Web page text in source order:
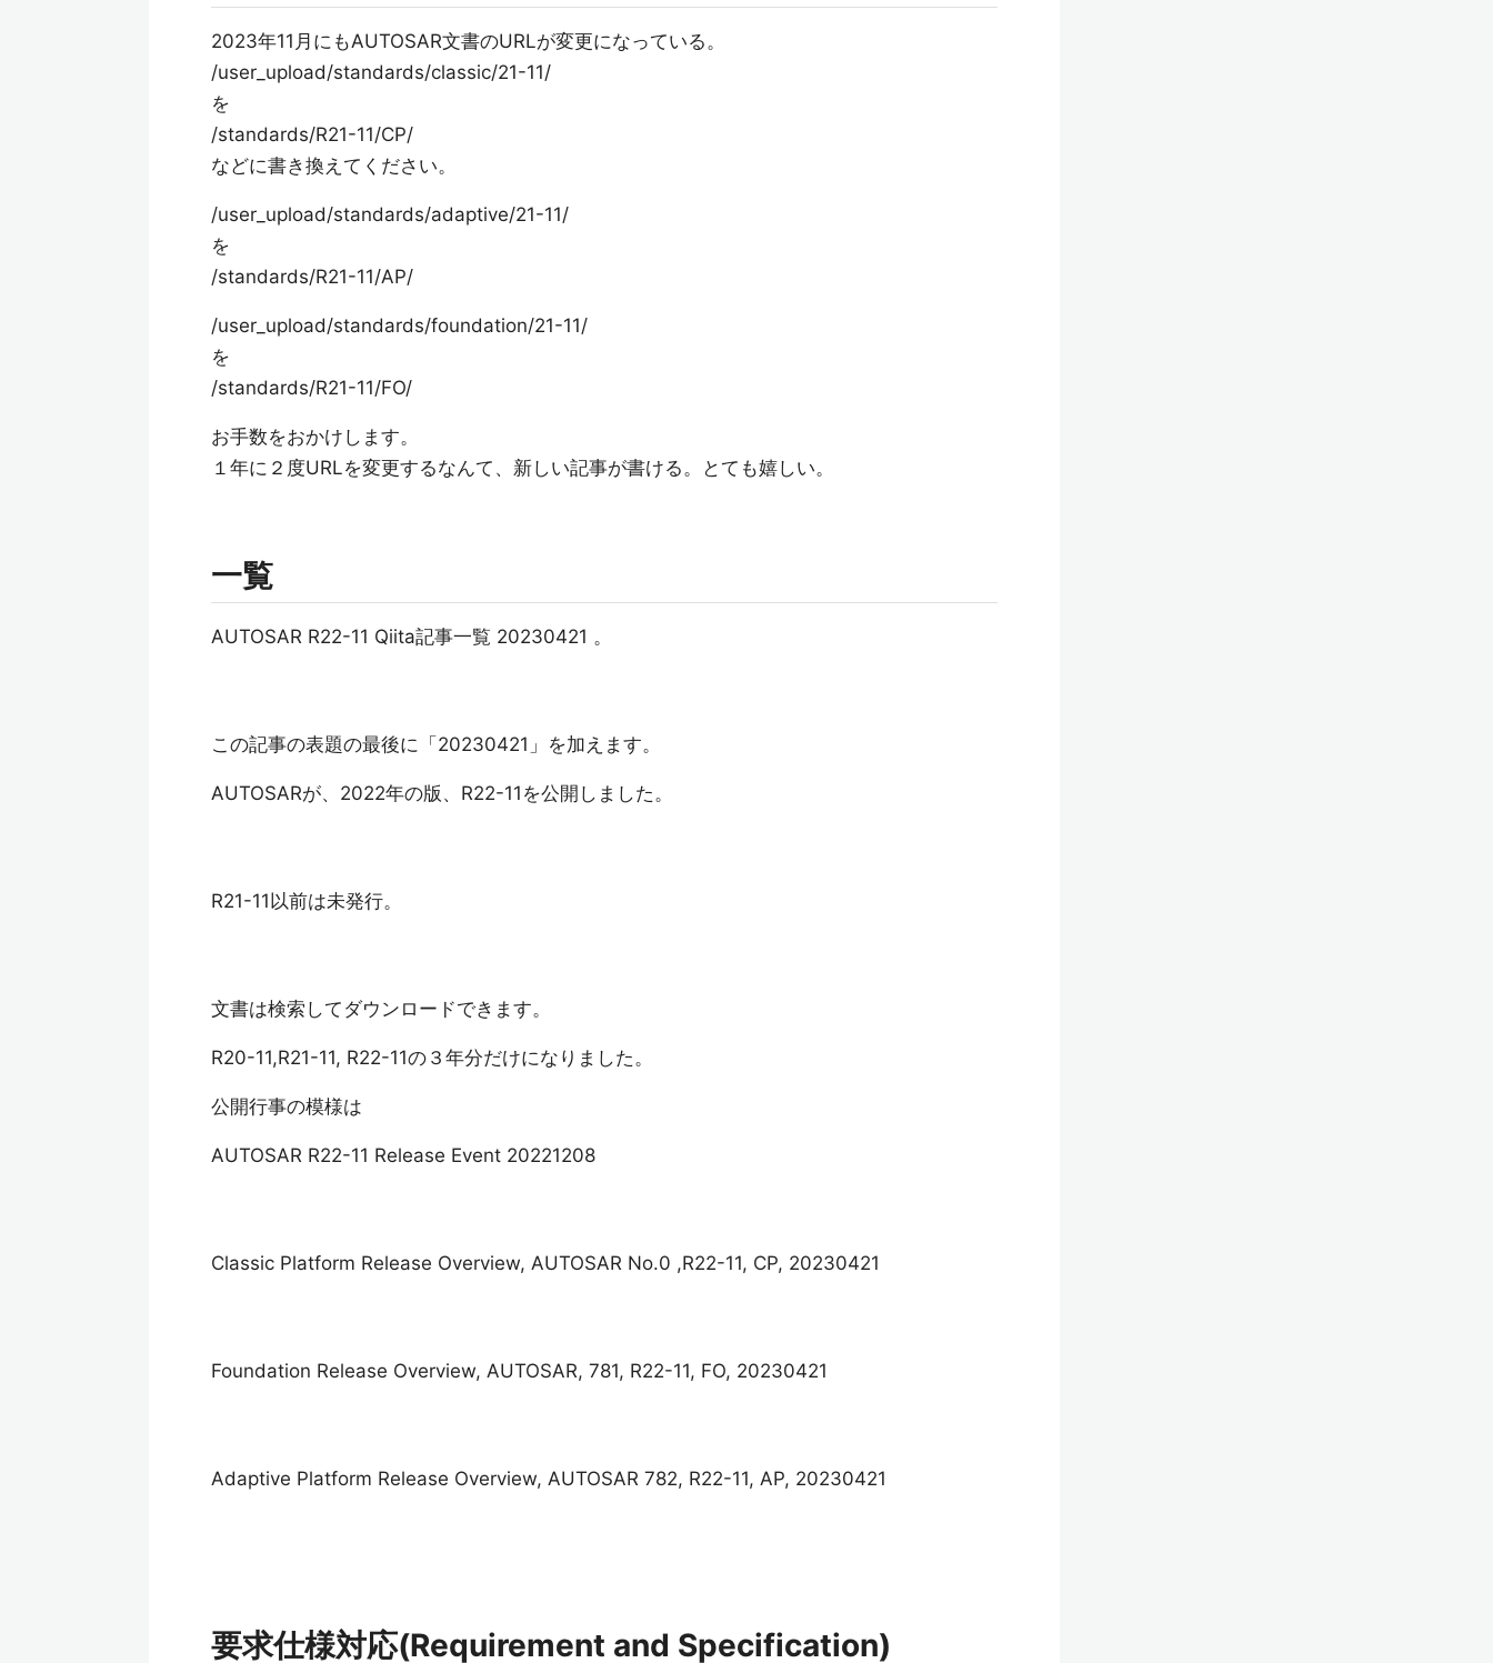
2023年11月にもAUTOSAR文書のURLが変更になっている。
/user_upload/standards/classic/21-11/
を
/standards/R21-11/CP/
などに書き換えてください。
/user_upload/standards/adaptive/21-11/
を
/standards/R21-11/AP/
/user_upload/standards/foundation/21-11/
を
/standards/R21-11/FO/
お手数をおかけします。
１年に２度URLを変更するなんて、新しい記事が書ける。とても嬉しい。
一覧
AUTOSAR R22-11 Qiita記事一覧 20230421 。
この記事の表題の最後に「20230421」を加えます。
AUTOSARが、2022年の版、R22-11を公開しました。
R21-11以前は未発行。
文書は検索してダウンロードできます。
R20-11,R21-11, R22-11の３年分だけになりました。
公開行事の模様は
AUTOSAR R22-11 Release Event 20221208
Classic Platform Release Overview, AUTOSAR No.0 ,R22-11, CP, 20230421
Foundation Release Overview, AUTOSAR, 781, R22-11, FO, 20230421
Adaptive Platform Release Overview, AUTOSAR 782, R22-11, AP, 20230421
要求仕様対応(Requirement and Specification)